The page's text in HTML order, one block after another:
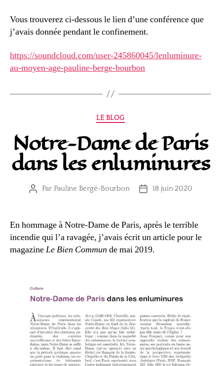
Vous trouverez ci-dessous le lien d’une conférence que
j’avais donnée pendant le confinement.
https://soundcloud.com/user-245860045/lenluminure-
au-moyen-age-pauline-berge-bourbon
Catégories
LE BLOG
Notre-Dame de Paris
dans les enluminures
Auteur
Par Pauline Bergé-Bourbon
Date18 juin 2020
En hommage à Notre-Dame de Paris, après le terrible
incendie qui l’a ravagée, j’avais écrit un article pour le
magazineLe Bien Commun de mai 2019.